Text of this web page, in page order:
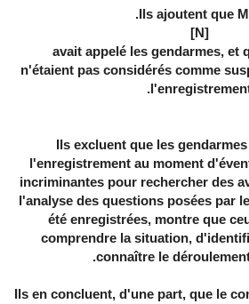
[N]
avait appelé les gendarmes, et
n'étaient pas considérés comme
10. Ils excluent que les
l'enregistrement au moment
incriminantes pour rechercher des
l'analyse des questions posées par
été enregistrées, montre que
comprendre la situation,
connaître le
11. Ils en concluent, d'une part, que le